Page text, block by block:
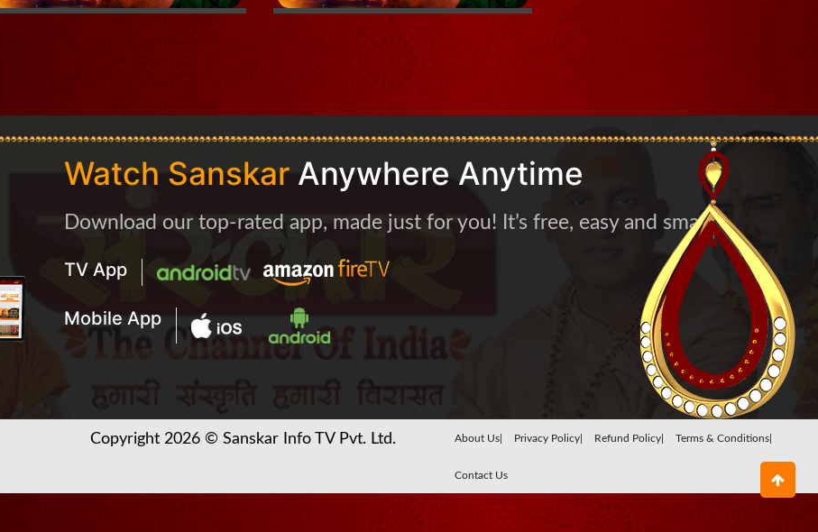
Watch Sanskar Anywhere Anytime
Download our top-rated app, made just for you! It’s free, easy and smart
TV App
Mobile App
Copyright 2026 © Sanskar Info TV Pvt. Ltd. About Us| Privacy Policy| Refund Policy| Terms & Conditions|
Contact Us